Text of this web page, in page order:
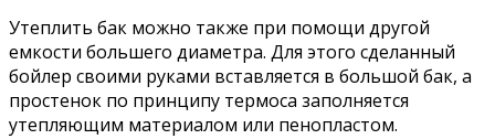
Утеплить бак можно также при помощи другой
емкости большего диаметра. Для этого сделанный
бойлер своими руками вставляется в большой бак, а
простенок по принципу термоса заполняется
утепляющим материалом или пенопластом.